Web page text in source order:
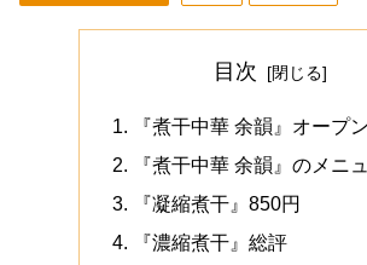
目次
『煮干中華 余韻』オープン
『煮干中華 余韻』のメニ
『凝縮煮干』850円
『濃縮煮干』総評